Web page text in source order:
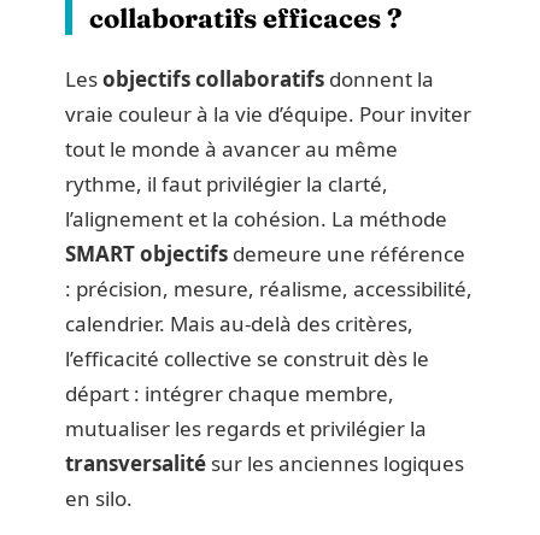
collaboratifs efficaces ?
Lesobjectifs collaboratifs donnent la
vraie couleur à la vie d’équipe. Pour inviter
tout le monde à avancer au même
rythme, il faut privilégier la clarté,
l’alignement et la cohésion. La méthode
SMART objectifs demeure une référence
: précision, mesure, réalisme, accessibilité,
calendrier. Mais au-delà des critères,
l’efficacité collective se construit dès le
départ : intégrer chaque membre,
mutualiser les regards et privilégier la
transversalité sur les anciennes logiques
en silo.